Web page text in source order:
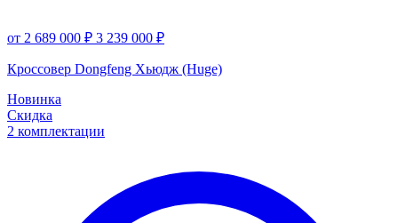
от 2 689 000 ₽ 3 239 000 ₽
Кроссовер Dongfeng Хьюдж (Huge)
Новинка
Скидка
2 комплектации